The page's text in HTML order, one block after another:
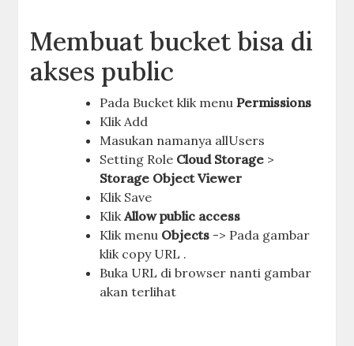
Membuat bucket bisa di
akses public
Pada Bucket klik menuPermissions
Klik Add
Masukan namanya allUsers
Setting Role Cloud Storage >
Storage Object Viewer
Klik Save
KlikAllow public access
Klik menu Objects -> Pada gambar
klik copy URL .
Buka URL di browser nanti gambar
akan terlihat